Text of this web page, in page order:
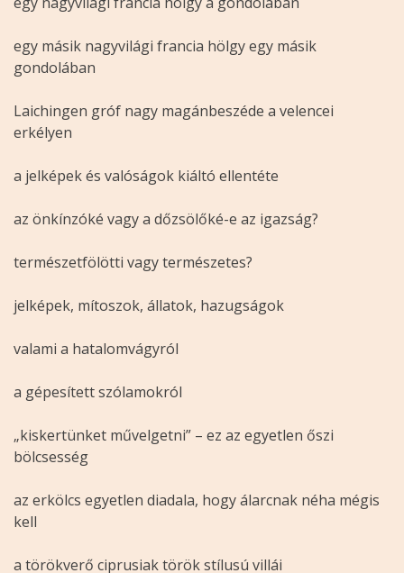
egy másik nagyvilági francia hölgy egy másik
gondolában
Laichingen gróf nagy magánbeszéde a velencei
erkélyen
a jelképek és valóságok kiáltó ellentéte
az önkínzóké vagy a dőzsölőké-e az igazság?
természetfölötti vagy természetes?
jelképek, mítoszok, állatok, hazugságok
valami a hatalomvágyról
a gépesített szólamokról
„kiskertünket művelgetni” – ez az egyetlen őszi
bölcsesség
az erkölcs egyetlen diadala, hogy álarcnak néha mégis
kell
a törökverő ciprusiak török stílusú villái